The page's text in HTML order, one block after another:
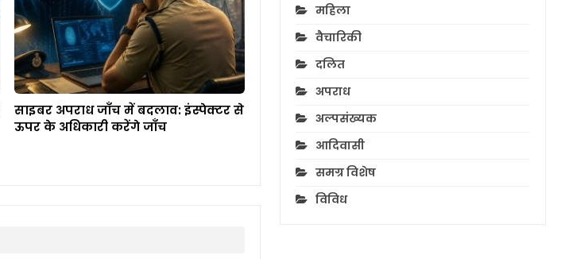
साइबर अपराध जाँच में बदलाव: इंस्पेक्टर से
ऊपर के अधिकारी करेंगे जाँच
महिला
वैचारिकी
दलित
अपराध
अल्पसंख्यक
आदिवासी
समग्र विशेष
विविध